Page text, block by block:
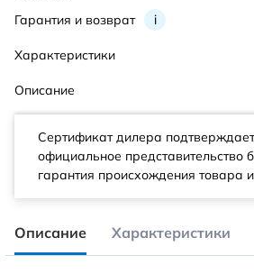
Гарантия и возврат i
Характеристики
Описание
Сертификат дилера
официальное представительство
гарантия происхождения товара
Описание Характеристики